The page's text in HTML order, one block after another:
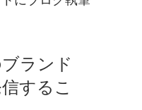
ランド
するこ